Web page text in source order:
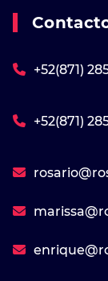
+52(871)
+52(871)